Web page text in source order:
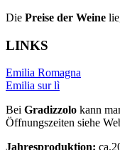
Die Preise der Weine
LINKS
Emilia Romagna
Emilia sur lì
Bei Gradizzolo kann
Öffnungszeiten siehe
Jahresproduktion: